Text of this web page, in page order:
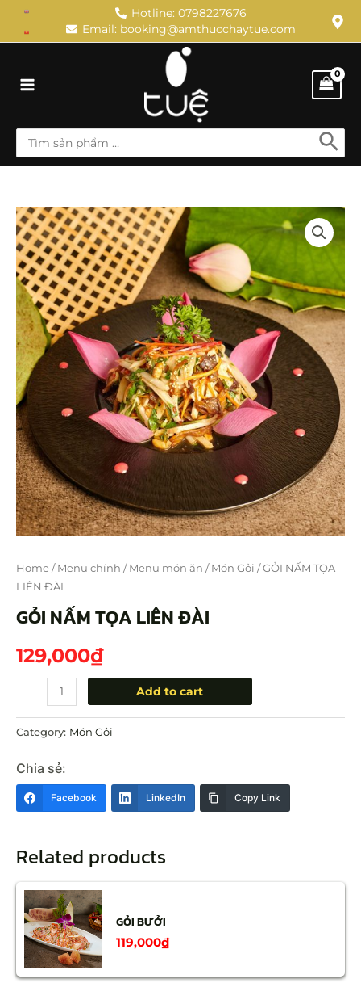
Hotline: 0798227676
Email: booking@amthucchaytue.com
Menu
Search
for:
Home / Menu chính / Menu món ăn / Món Gỏi / GỎI NẤM TỌA
LIÊN ĐÀI
GỎI NẤM TỌA LIÊN ĐÀI
129,000₫
TỌA
LIÊN
ĐÀI
quantity
Add to cart
Category: Món Gỏi
Chia sẻ:
Facebook LinkedIn Copy Link
Related products
GỎI BƯỞI
119,000₫